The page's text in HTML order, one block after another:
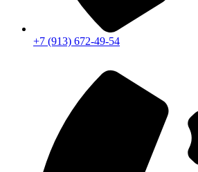
+7 (913) 672-49-54